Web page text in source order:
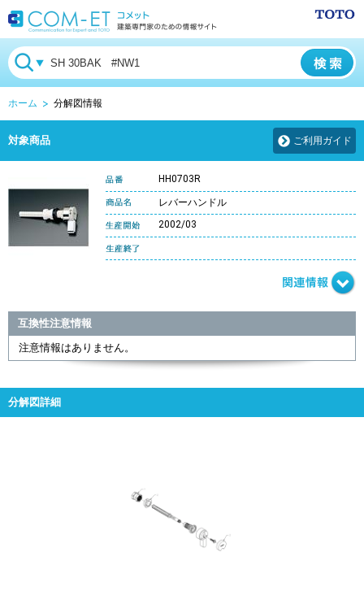
ホーム 分解図情報
対象商品 ご利用ガイド
HH0703R
レバーハンドル
2002/03
互換性注意情報
注意情報はありません。
分解図詳細